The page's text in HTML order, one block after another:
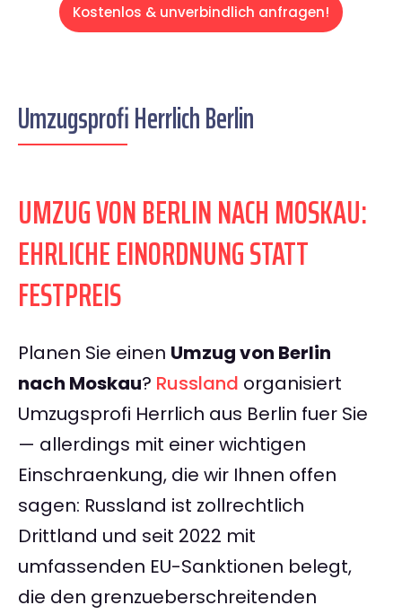
Kostenlos & unverbindlich anfragen!
Umzugsprofi Herrlich Berlin
UMZUG VON BERLIN NACH MOSKAU:
EHRLICHE EINORDNUNG STATT
FESTPREIS
Planen Sie einen Umzug von Berlin
nach Moskau? Russland organisiert
Umzugsprofi Herrlich aus Berlin fuer Sie
— allerdings mit einer wichtigen
Einschraenkung, die wir Ihnen offen
sagen: Russland ist zollrechtlich
Drittland und seit 2022 mit
umfassenden EU-Sanktionen belegt,
die den grenzueberschreitenden